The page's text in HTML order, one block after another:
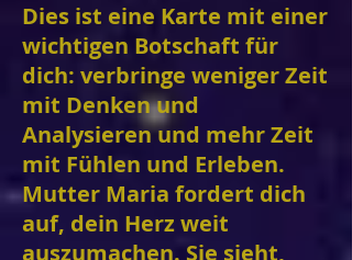
Dies ist eine Karte mit einer
wichtigen Botschaft für
dich: verbringe weniger Zeit
mit Denken und
Analysieren und mehr Zeit
mit Fühlen und Erleben.
Mutter Maria fordert dich
auf, dein Herz weit
auszumachen. Sie sieht,